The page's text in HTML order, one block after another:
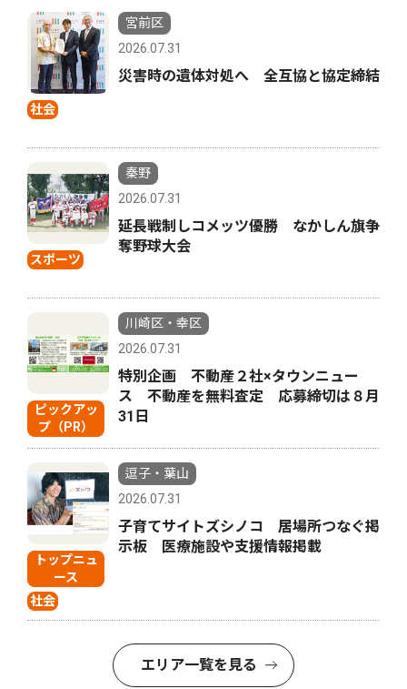
社会
宮前区
2026.07.31
災害時の遺体対処へ 全互協と協定締結
スポーツ
秦野
2026.07.31
延長戦制しコメッツ優勝 なかしん旗争
奪野球大会
ピックアッ
プ（PR）
川崎区・幸区
2026.07.31
特別企画 不動産２社×タウンニュー
ス 不動産を無料査定 応募締切は８月
31日
トップニュ
ース
社会
逗子・葉山
2026.07.31
子育てサイトズシノコ 居場所つなぐ掲
示板 医療施設や支援情報掲載
エリア一覧を見る